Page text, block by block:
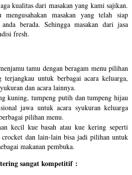
kualitas dari masakan yang kami sajikan.
masakan yang telah siap
berada. Sehingga masakan dari jasa
fresh.
tamu dengan beragam menu pilihan
terjangkau untuk berbagai acara keluarga,
dan acara lainnya.
kuning, tumpeng putih dan tumpeng hijau
jawa untuk acara syukuran keluarga
pilihan menu.
kecil kue basah atau kue kering seperti
crocket dan lain-lain bisa jadi pilihan untuk
makanan pembuka.
sangat kompetitif :